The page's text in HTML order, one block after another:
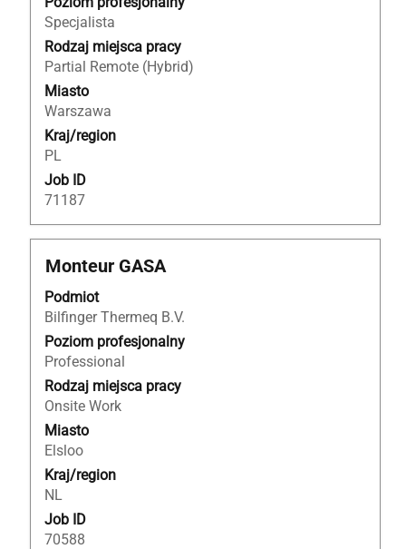
Specjalista
Rodzaj miejsca pracy
Partial Remote (Hybrid)
Miasto
Warszawa
Kraj/region
PL
Job ID
71187
wyświetlić
pełną
treść
danych
oferty
pracy.
Tytuł
Monteur GASA
Podmiot
Bilfinger Thermeq B.V.
Poziom profesjonalny
Professional
Rodzaj miejsca pracy
Onsite Work
Miasto
Elsloo
Kraj/region
NL
Job ID
70588
Zaznacz
pomocą
spacji,
aby
wyświetlić
pełną
treść
danych
oferty
pracy.